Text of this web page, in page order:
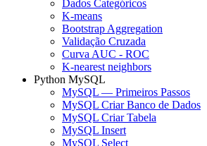
Dados Categóricos
K-means
Bootstrap Aggregation
Validação Cruzada
Curva AUC - ROC
K-nearest neighbors
Python MySQL
MySQL — Primeiros Passos
MySQL Criar Banco de Dados
MySQL Criar Tabela
MySQL Insert
MySQL Select